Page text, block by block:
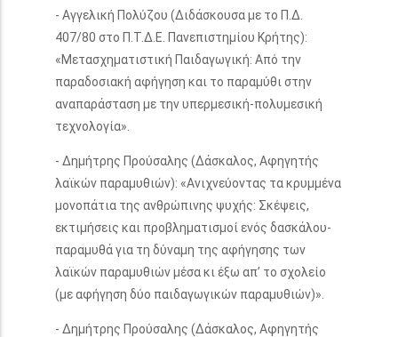
- Αγγελική Πολύζου (Διδάσκουσα με το Π.Δ.
407/80 στο Π.Τ.Δ.Ε. Πανεπιστημίου Κρήτης):
«Μετασχηματιστική Παιδαγωγική: Από την
παραδοσιακή αφήγηση και το παραμύθι στην
αναπαράσταση με την υπερμεσική-πολυμεσική
τεχνολογία».
- Δημήτρης Προύσαλης (Δάσκαλος, Αφηγητής
λαϊκών παραμυθιών): «Ανιχνεύοντας τα κρυμμένα
μονοπάτια της ανθρώπινης ψυχής: Σκέψεις,
εκτιμήσεις και προβληματισμοί ενός δασκάλου-
παραμυθά για τη δύναμη της αφήγησης των
λαϊκών παραμυθιών μέσα κι έξω απ’ το σχολείο
(με αφήγηση δύο παιδαγωγικών παραμυθιών)».
- Δημήτρης Προύσαλης (Δάσκαλος, Αφηγητής